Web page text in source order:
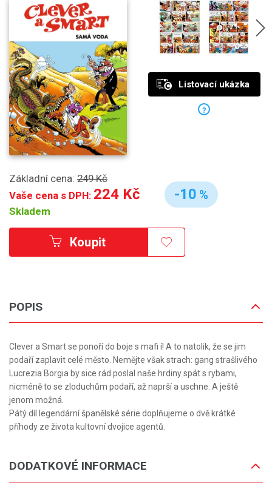
Základní cena: 249 Kč
Vaše cena s DPH: 224 Kč
Skladem
-10 %
Koupit
POPIS
Clever a Smart se ponoří do boje s mafi í! A to natolik, že se jim
podaří zaplavit celé město. Nemějte však strach: gang strašlivého
Lucrezia Borgia by sice rád poslal naše hrdiny spát s rybami,
nicméně to se zloduchům podaří, až naprší a uschne. A ještě
jenom možná.
Pátý díl legendární španělské série doplňujeme o dvě krátké
příhody ze života kultovní dvojice agentů.
DODATKOVÉ INFORMACE
Listovací ukázka
?